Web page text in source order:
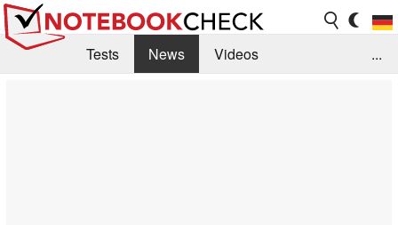
Tests News
Videos
...